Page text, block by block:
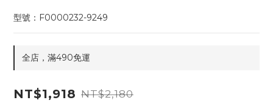
型號：F0000232-9249
全店，滿490免運
NT$1,918 NT$2,180